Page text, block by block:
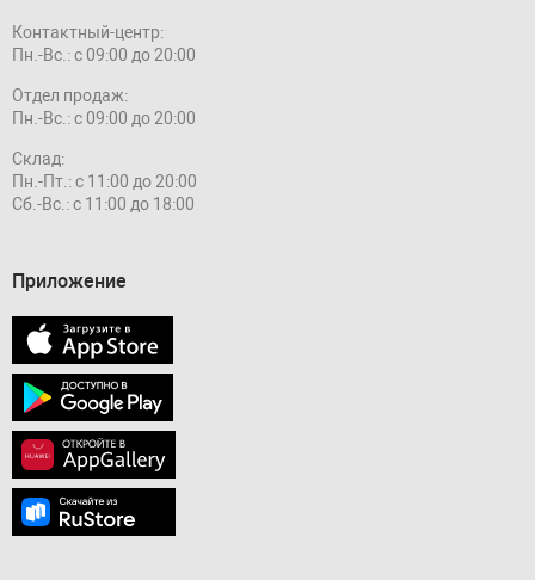
Контактный-центр:
Пн.-Вс.: с 09:00 до 20:00
Отдел продаж:
Пн.-Вс.: с 09:00 до 20:00
Склад:
Пн.-Пт.: с 11:00 до 20:00
Сб.-Вс.: с 11:00 до 18:00
Приложение